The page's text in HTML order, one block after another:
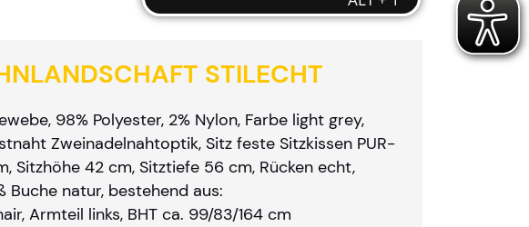
STILECHT
98% Polyester, 2% Nylon, Farbe light grey,
Zweinadelnahtoptik, Sitz feste Sitzkissen PUR-
Sitzhöhe 42 cm, Sitztiefe 56 cm, Rücken echt,
Buche natur, bestehend aus:
Armteil links, BHT ca. 99/83/164 cm